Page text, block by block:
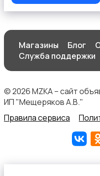
Текстиль и ковры
Магазины Блог
Служба поддержки
© 2026 MZKA – сайт
ИП "Мещеряков А.В."
Правила сервиса